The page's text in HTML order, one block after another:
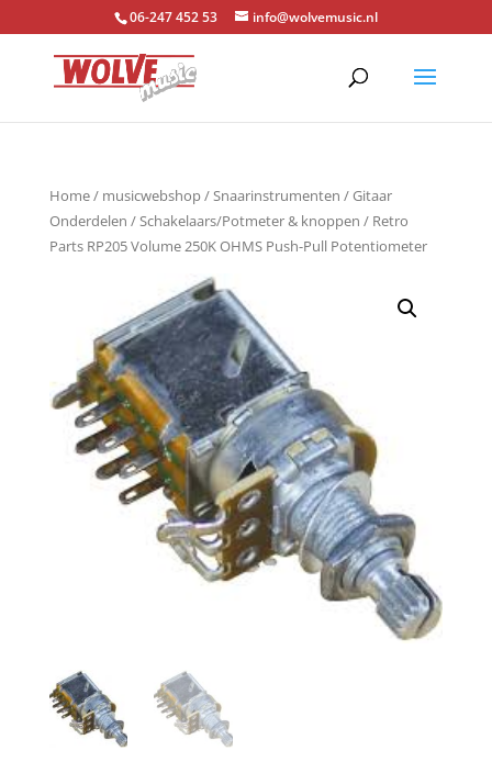
06-247 452 53 info@wolvemusic.nl
Home/ musicwebshop/Snaarinstrumenten /Gitaar
Onderdelen /Schakelaars/Potmeter & knoppen / Retro
Parts RP205 Volume 250K OHMS Push-Pull Potentiometer